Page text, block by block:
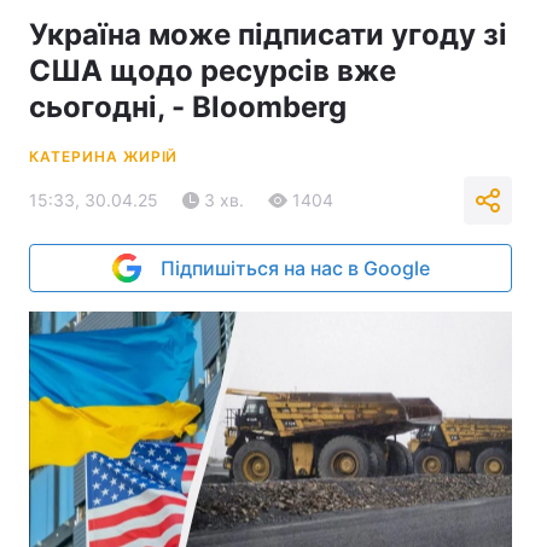
Україна може підписати угоду зі
США щодо ресурсів вже
сьогодні, - Bloomberg
КАТЕРИНА ЖИРІЙ
15:33, 30.04.25 3 хв. 1404
Підпишіться на нас в Google